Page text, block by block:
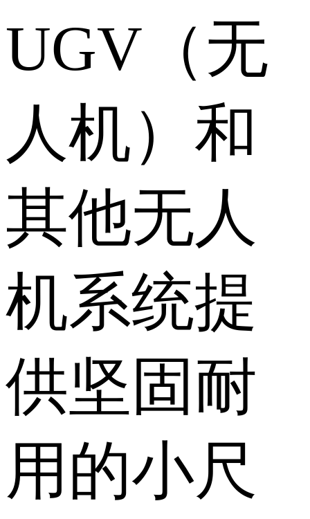
UGV（无
人机）和
其他无人
机系统提
供坚固耐
用的小尺